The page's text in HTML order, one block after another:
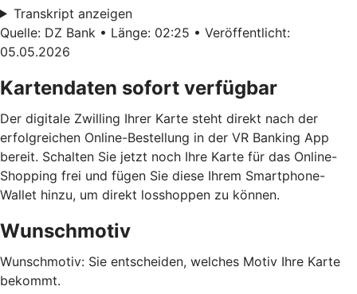
Transkript anzeigen
Quelle: DZ Bank • Länge: 02:25 • Veröffentlicht:
05.05.2026
Kartendaten sofort verfügbar
Der digitale Zwilling Ihrer Karte steht direkt nach der
erfolgreichen Online-Bestellung in der VR Banking App
bereit. Schalten Sie jetzt noch Ihre Karte für das Online-
Shopping frei und fügen Sie diese Ihrem Smartphone-
Wallet hinzu, um direkt losshoppen zu können.
Wunschmotiv
Wunschmotiv: Sie entscheiden, welches Motiv Ihre Karte
bekommt.